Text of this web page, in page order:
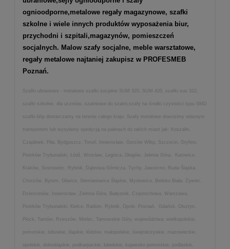
ognioodporne,metalowe regały magazynowe, szafki
szkolne i wiele innych produktów wyposażenia biur,
przychodni i szpitali,magazynów, pomieszczeń
socjalnych. Malow szafy socjalne, meble warsztatowe,
regały metalowe najtaniej zakupisz w PROFESMEB
Poznań.
Szafki ubraniowe - metalowe szafki socjalne SUM 320, SUM 420, szafki sus 322,
szafki szkolne, dla uczniów, szatniowe do szatni,szafy na środki czystości typu SMD
szafki bhp dostarczamy na terenie całego kraju. Szafy metalowe dowozimy własnym
transportem lub wysyłamy spedycją na paletach do takich miast jak: Koszalin,
Czaplinek, Piła, Bydgoszcz, Toruń, Inowrocław, Gorzów Wlkp, Szczecin, Gryfino,
Piotrków Trybunalski, Łódź, Wrocław, Legnica, Głogów, Jelenia Góra, Katowice,
Kraków, Sosnowiec, Rybnik, Dąbrowa Górnicza, Tychy, Jaworzno, Ruda Śląska,
Chorzów, Bytom, Gliwice, Siemianowice Śląskie, Mysłowice, Bielsko Biała, Żywiec,
Dzierżoniów, Inowrocław, Zielona Góra, Białystok, Częstochowa, Warszawa,
Piotrków Trybunalski, Kielce, Radom, Rybnik, Opole, Poznań, Gdańsk, Olsztyn,
Płock, Tarnów, Rzeszów, Mielec, Tarnowskie Góry, województwa: wielkopolskie,
pomorskie, lubuskie, śląskie, łódzkie, małopolskie, świętokrzyskie, mazowieckie,
opolskie, dolnośląskie, podkarpackie, lubelskie, kujawsko pomorskie, podlaskie,